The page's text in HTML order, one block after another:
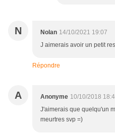
N Nolan 14/10/2021 19:07
J aimerais avoir un petit
Répondre
A Anonyme 10/10/2018
J'aimerais que quelqu'un
meurtres svp =)